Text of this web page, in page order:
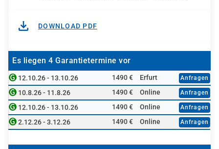
DOWNLOAD PDF
Es liegen 4 Garantietermine vor
12.10.26 - 13.10.26 1490 € Erfurt Anfragen
10.8.26 - 11.8.26 1490 € Online Anfragen
12.10.26 - 13.10.26 1490 € Online Anfragen
2.12.26 - 3.12.26 1490 € Online Anfragen